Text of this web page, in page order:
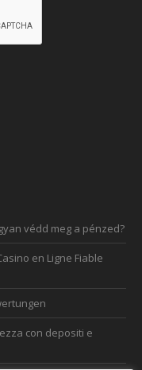
védd meg a pénzed?
en Ligne Fiable
con depositi e